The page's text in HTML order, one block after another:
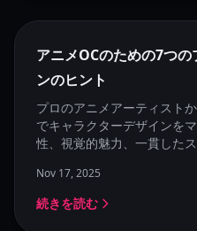
アニメOCのための7つ
ンのヒント
プロのアニメアーティスト
でキャラクターデザインを
性、視覚的魅力、一貫した
Nov 17, 2025
続きを読む